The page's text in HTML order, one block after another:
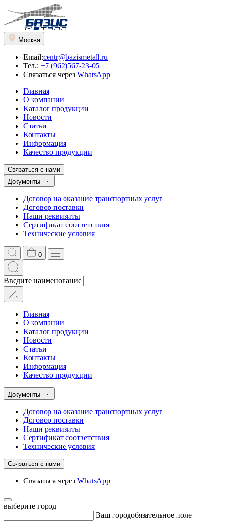
Москва
Email:centr@bazismetall.ru
Тел.: +7 (962)567-23-05
Связаться через WhatsApp
Главная
О компании
Каталог продукции
Новости
Статьи
Контакты
Информация
Качество продукции
Связаться с нами
Документы
Договор на оказание транспортных услуг
Договор поставки
Наши реквизиты
Сертификат соответствия
Технические условия
0
Введите наименование
Главная
О компании
Каталог продукции
Новости
Статьи
Контакты
Информация
Качество продукции
Документы
Договор на оказание транспортных услуг
Договор поставки
Наши реквизиты
Сертификат соответствия
Технические условия
Связаться с нами
Связаться через WhatsApp
выберите город
Ваш городобязательное поле